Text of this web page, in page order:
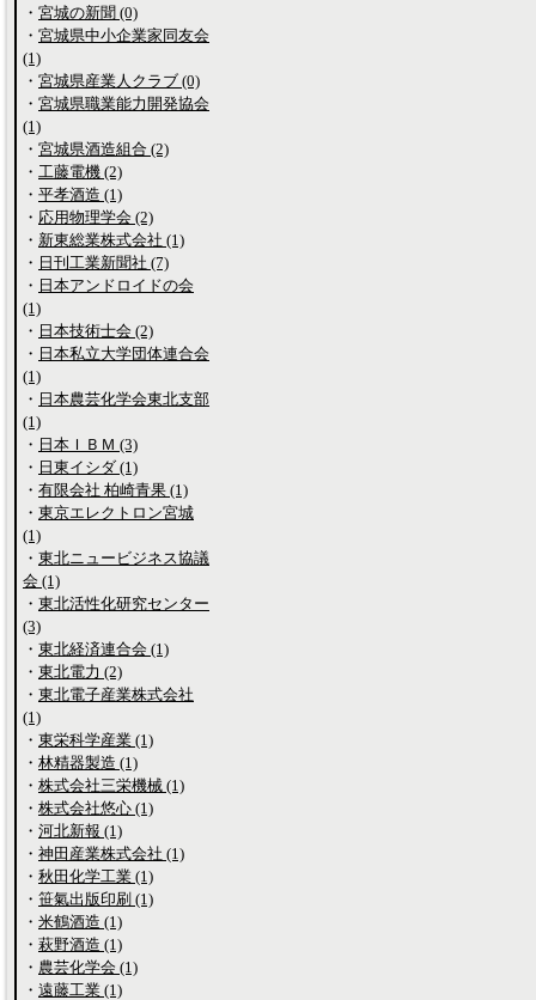
・ 宮城の新聞 (0)
・ 宮城県中小企業家同友会
(1)
・ 宮城県産業人クラブ (0)
・ 宮城県職業能力開発協会
(1)
・ 宮城県酒造組合 (2)
・ 工藤電機 (2)
・ 平孝酒造 (1)
・ 応用物理学会 (2)
・ 新東総業株式会社 (1)
・ 日刊工業新聞社 (7)
・ 日本アンドロイドの会
(1)
・ 日本技術士会 (2)
・ 日本私立大学団体連合会
(1)
・ 日本農芸化学会東北支部
(1)
・ 日本ＩＢＭ (3)
・ 日東イシダ (1)
・ 有限会社 柏崎青果 (1)
・ 東京エレクトロン宮城
(1)
・ 東北ニュービジネス協議
会 (1)
・ 東北活性化研究センター
(3)
・ 東北経済連合会 (1)
・ 東北電力 (2)
・ 東北電子産業株式会社
(1)
・ 東栄科学産業 (1)
・ 林精器製造 (1)
・ 株式会社三栄機械 (1)
・ 株式会社悠心 (1)
・ 河北新報 (1)
・ 神田産業株式会社 (1)
・ 秋田化学工業 (1)
・ 笹氣出版印刷 (1)
・ 米鶴酒造 (1)
・ 萩野酒造 (1)
・ 農芸化学会 (1)
・ 遠藤工業 (1)